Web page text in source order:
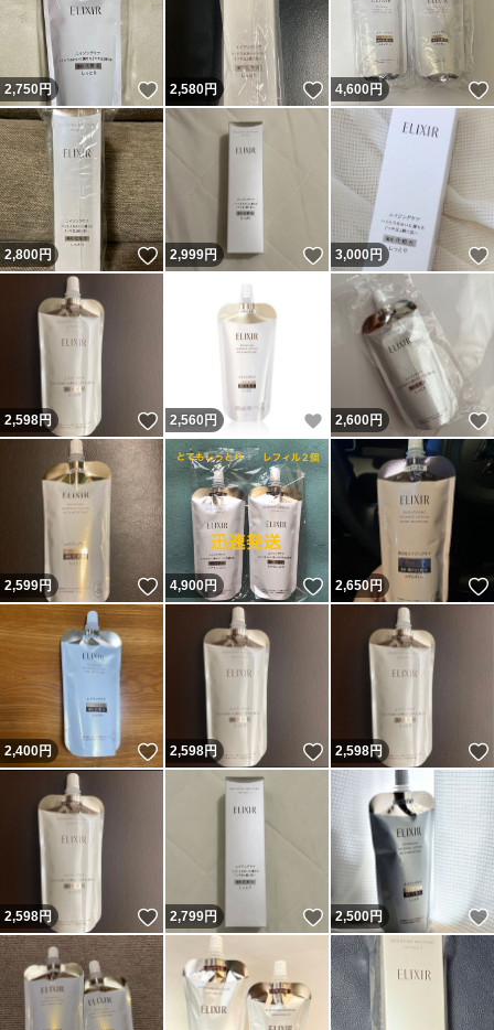
2,750円 いいね！
2,580円 いいね！
4,600円
2,800円 いいね！
2,999円 いいね！
3,000円
2,598円 いいね！
2,560 円 いいね！
2,600円
2,599円 いいね！
4,900円 いいね！
2,650円
2,400円 いいね！
2,598円 いいね！
2,598円
2,598円 いいね！
2,799円 いいね！
2,500円